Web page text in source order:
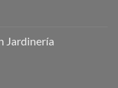
Jardinería